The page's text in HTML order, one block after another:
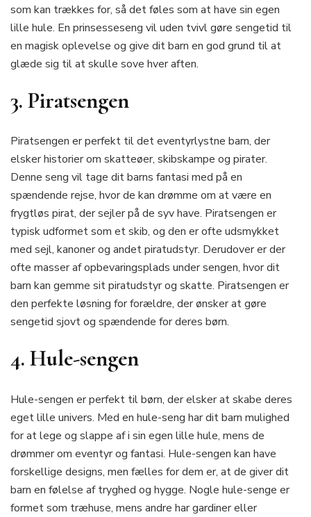
som kan trækkes for, så det føles som at have sin egen
lille hule. En prinsesseseng vil uden tvivl gøre sengetid til
en magisk oplevelse og give dit barn en god grund til at
glæde sig til at skulle sove hver aften.
3. Piratsengen
Piratsengen er perfekt til det eventyrlystne barn, der
elsker historier om skatteøer, skibskampe og pirater.
Denne seng vil tage dit barns fantasi med på en
spændende rejse, hvor de kan drømme om at være en
frygtløs pirat, der sejler på de syv have. Piratsengen er
typisk udformet som et skib, og den er ofte udsmykket
med sejl, kanoner og andet piratudstyr. Derudover er der
ofte masser af opbevaringsplads under sengen, hvor dit
barn kan gemme sit piratudstyr og skatte. Piratsengen er
den perfekte løsning for forældre, der ønsker at gøre
sengetid sjovt og spændende for deres børn.
4. Hule-sengen
Hule-sengen er perfekt til børn, der elsker at skabe deres
eget lille univers. Med en hule-seng har dit barn mulighed
for at lege og slappe af i sin egen lille hule, mens de
drømmer om eventyr og fantasi. Hule-sengen kan have
forskellige designs, men fælles for dem er, at de giver dit
barn en følelse af tryghed og hygge. Nogle hule-senge er
formet som træhuse, mens andre har gardiner eller